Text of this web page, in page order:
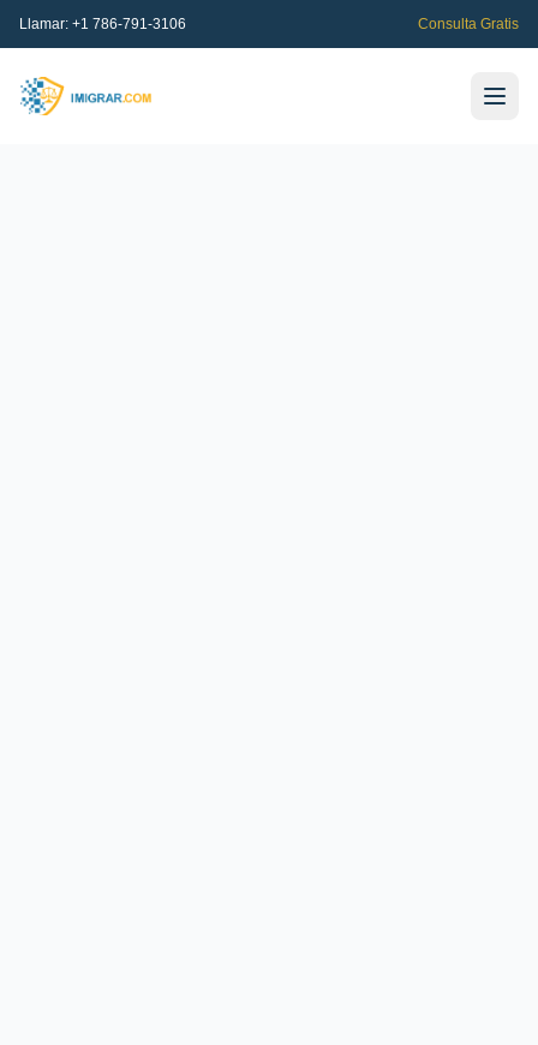
Llamar: +1 786-791-3106 Consulta Gratis